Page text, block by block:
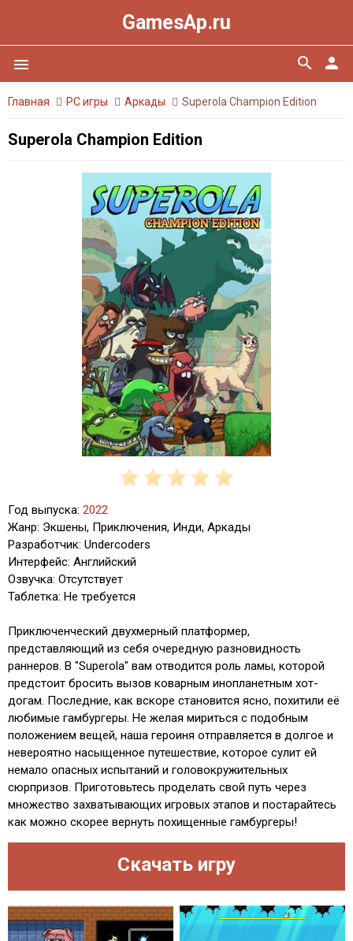
GamesAp.ru
menu person
search
Главная PC игры Аркады Superola Champion Edition
Superola Champion Edition
Год выпуска: 2022
Жанр: Экшены, Приключения, Инди, Аркады
Разработчик: Undercoders
Интерфейс: Английский
Озвучка: Отсутствует
Таблетка: Не требуется
Приключенческий двухмерный платформер,
представляющий из себя очередную разновидность
раннеров. В "Superola" вам отводится роль ламы, которой
предстоит бросить вызов коварным инопланетным хот-
догам. Последние, как вскоре становится ясно, похитили её
любимые гамбургеры. Не желая мириться с подобным
положением вещей, наша героиня отправляется в долгое и
невероятно насыщенное путешествие, которое сулит ей
немало опасных испытаний и головокружительных
сюрпризов. Приготовьтесь проделать свой путь через
множество захватывающих игровых этапов и постарайтесь
как можно скорее вернуть похищенные гамбургеры!
Скачать игру